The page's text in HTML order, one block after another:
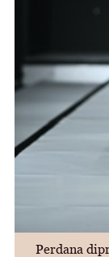
Perdana